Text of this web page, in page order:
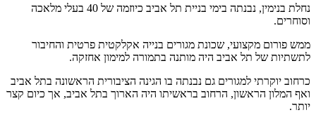
נחלת בנימין, נבנתה בימי בניית תל אביב כיוזמה של 40 בעלי מלאכה
וסוחרים.
ממש פורום מקצועי, שכונת מגורים בנייה אקלקטית פרטית והחיבור
לתשתיות של תל אביב היה מותנה בתמורה למימון אחזקה.
כרחוב יוקרתי למגורים גם נבנתה בו הגינה הציבורית הראשונה בתל אביב
ואף המלון הראשון, הרחוב בראשיתו היה הארוך בתל אביב, אך כיום קצר
יותר.